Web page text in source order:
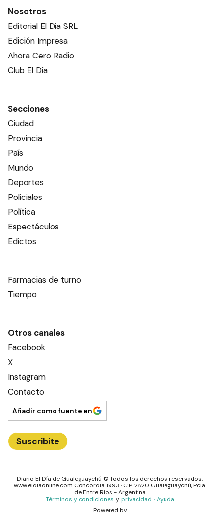
Nosotros
Editorial El Dia SRL
Edición Impresa
Ahora Cero Radio
Club El Día
Secciones
Ciudad
Provincia
País
Mundo
Deportes
Policiales
Política
Espectáculos
Edictos
Farmacias de turno
Tiempo
Otros canales
Facebook
X
Instagram
Contacto
Añadir como fuente en
Suscribite
Diario El Día de Gualeguaychú © Todos los derechos reservados.·
www.eldiaonline.com Concordia 1993 · C.P.2820 Gualeguaychú, Pcia.
deEntre Ríos - Argentina
Términos y condiciones y privacidad · Ayuda
Powered by